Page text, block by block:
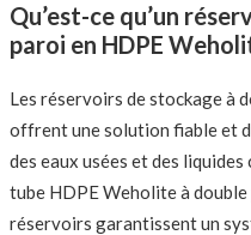
Qu’est-ce qu’un
paroi en HDPE
Les réservoirs de stockage à
offrent une solution fiable et
des eaux usées et des liquides
tube HDPE Weholite à
réservoirs garantissent un